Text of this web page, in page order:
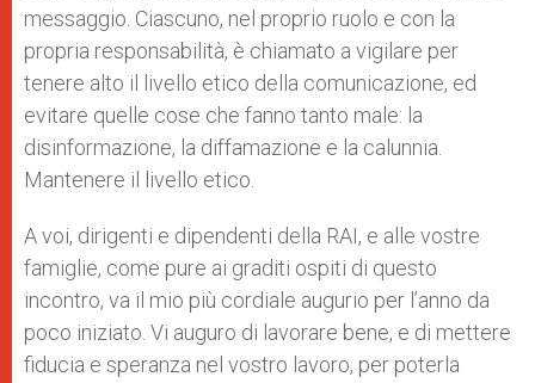
messaggio. Ciascuno, nel proprio ruolo e con la
propria responsabilità, è chiamato a vigilare per
tenere alto il livello etico della comunicazione, ed
evitare quelle cose che fanno tanto male: la
disinformazione, la diffamazione e la calunnia.
Mantenere il livello etico.
A voi, dirigenti e dipendenti della RAI, e alle vostre
famiglie, come pure ai graditi ospiti di questo
incontro, va il mio più cordiale augurio per l’anno da
poco iniziato. Vi auguro di lavorare bene, e di mettere
fiducia e speranza nel vostro lavoro, per poterla